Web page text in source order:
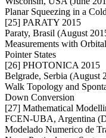
Planar Squeezing in a
[25] PARATY 2015
Paraty, Brasil (August
Measurements with
Pointer States
[26] PHOTONICA 2015
Belgrade, Serbia (August
Walk Topology and
Down Conversion
[27] Mathematical
FCEN-UBA, Argentina
Modelado Numerico de